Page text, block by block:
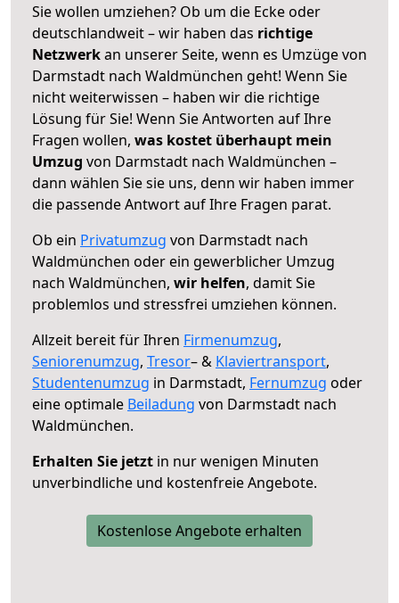
Sie wollen umziehen? Ob um die Ecke oder
deutschlandweit – wir haben das richtige
Netzwerkan unserer Seite, wenn es Umzüge von
Darmstadt nach Waldmünchen geht! Wenn Sie
nicht weiterwissen – haben wir die richtige
Lösung für Sie! Wenn Sie Antworten auf Ihre
Fragen wollen, was kostet überhaupt mein
Umzug von Darmstadt nach Waldmünchen –
dann wählen Sie sie uns, denn wir haben immer
die passende Antwort auf Ihre Fragen parat.
Ob ein Privatumzug von Darmstadt nach
Waldmünchen oder ein gewerblicher Umzug
nach Waldmünchen, wir helfen, damit Sie
problemlos und stressfrei umziehen können.
Allzeit bereit für Ihren Firmenumzug,
Seniorenumzug, Tresor– & Klaviertransport,
Studentenumzug in Darmstadt, Fernumzug oder
eine optimale Beiladung von Darmstadt nach
Waldmünchen.
Erhalten Sie jetzt in nur wenigen Minuten
unverbindliche und kostenfreie Angebote.
Kostenlose Angebote erhalten